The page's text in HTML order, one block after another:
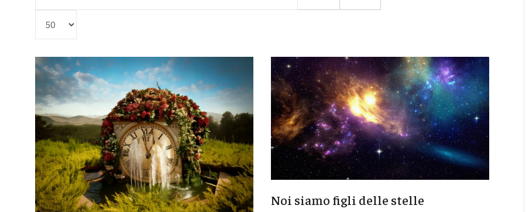
Noi siamo figli delle stelle